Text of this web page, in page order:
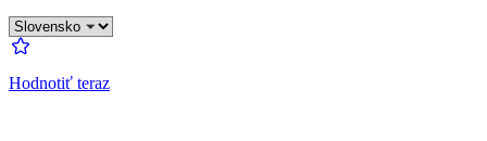
Hodnotiť teraz